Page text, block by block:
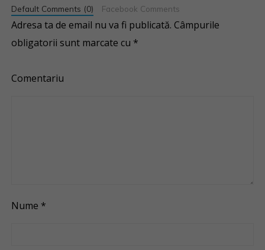
Default Comments (0) Facebook Comments
Adresa ta de email nu va fi publicată. Câmpurile
obligatorii sunt marcate cu *
Comentariu
Nume *